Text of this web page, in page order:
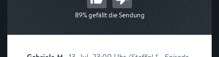
89% gefällt die Sendung